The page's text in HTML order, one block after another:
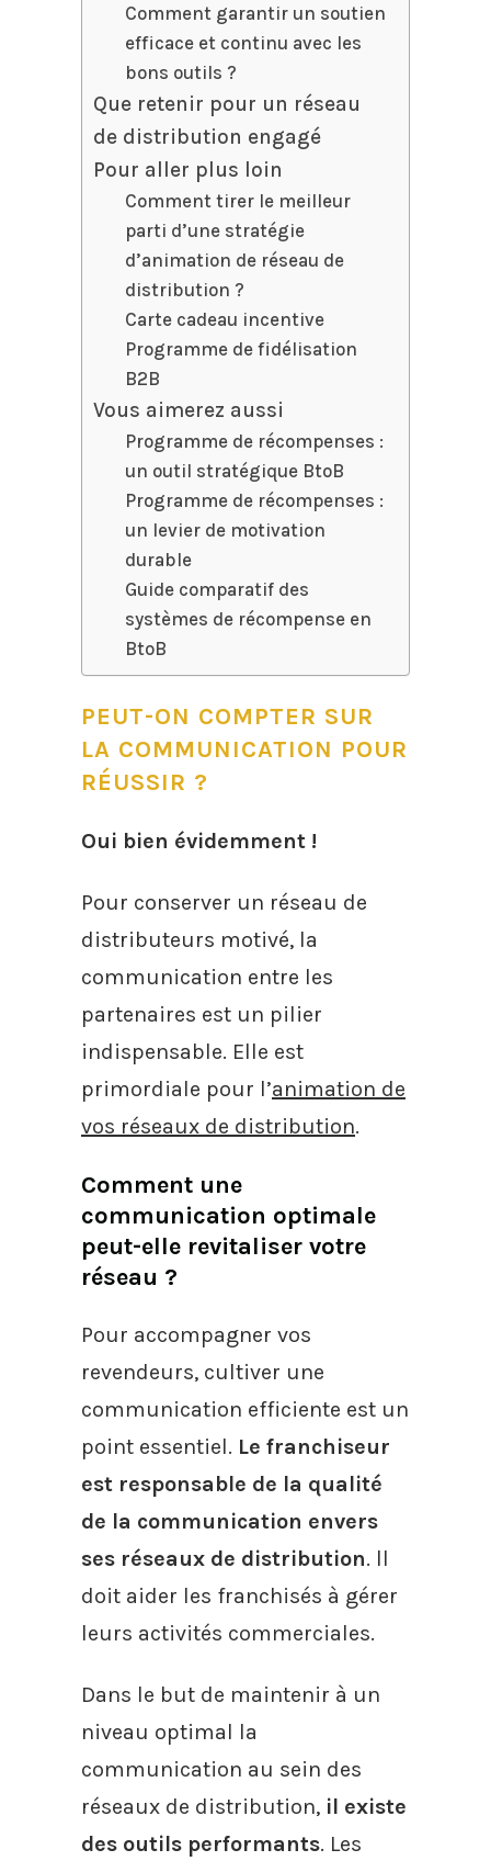
Comment garantir un soutien
efficace et continu avec les
bons outils ?
Que retenir pour un réseau
de distribution engagé
Pour aller plus loin
Comment tirer le meilleur
parti d’une stratégie
d’animation de réseau de
distribution ?
Carte cadeau incentive
Programme de fidélisation
B2B
Vous aimerez aussi
Programme de récompenses :
un outil stratégique BtoB
Programme de récompenses :
un levier de motivation
durable
Guide comparatif des
systèmes de récompense en
BtoB
PEUT-ON COMPTER SUR
LA COMMUNICATION POUR
RÉUSSIR ?
Oui bien évidemment !
Pour conserver un réseau de
distributeurs motivé, la
communication entre les
partenaires est un pilier
indispensable. Elle est
primordiale pour l’animation de
vos réseaux de distribution.
Comment une
communication optimale
peut-elle revitaliser votre
réseau ?
Pour accompagner vos
revendeurs, cultiver une
communication efficiente est un
point essentiel. Le franchiseur
est responsable de la qualité
de la communication envers
ses réseaux de distribution. ll
doit aider les franchisés à gérer
leurs activités commerciales.
Dans le but de maintenir à un
niveau optimal la
communication au sein des
réseaux de distribution, il existe
des outils performants. Les